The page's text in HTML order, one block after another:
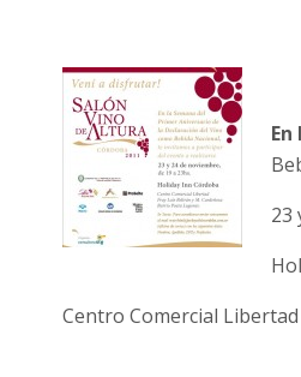
23
Centro Comercial